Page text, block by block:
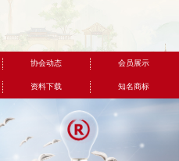
协会动态 会员展示
资料下载 知名商标